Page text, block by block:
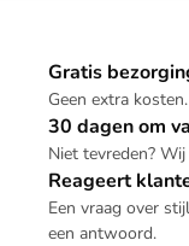
Gratis
Geen extra
30 dagen om
Niet tevreden?
Reageert
Een vraag over
een antwoord.